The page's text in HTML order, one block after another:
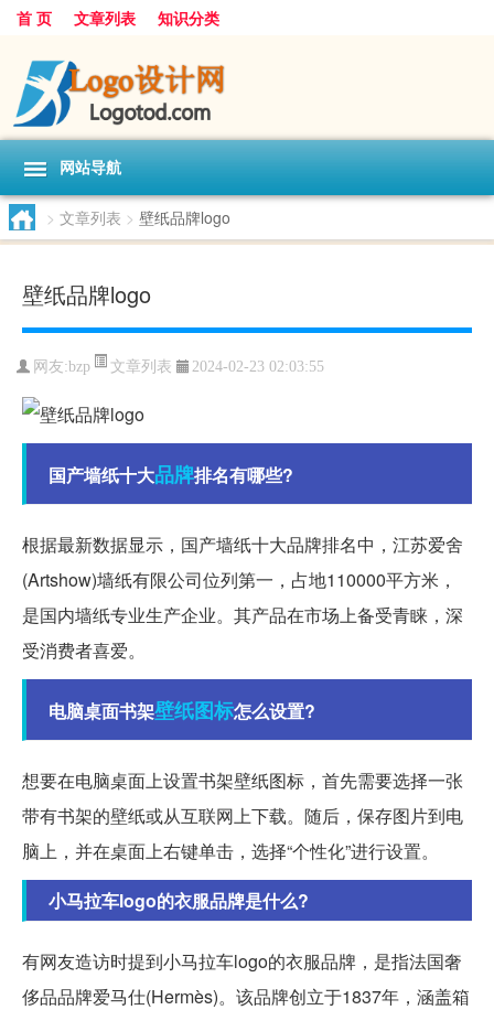
首 页 文章列表 知识分类
网站导航
> 文章列表 > 壁纸品牌logo
壁纸品牌logo
网友:bzp 文章列表 2024-02-23 02:03:55
国产墙纸十大品牌排名有哪些?
根据最新数据显示，国产墙纸十大品牌排名中，江苏爱舍
(Artshow)墙纸有限公司位列第一，占地110000平方米，
是国内墙纸专业生产企业。其产品在市场上备受青睐，深
受消费者喜爱。
电脑桌面书架壁纸图标怎么设置?
想要在电脑桌面上设置书架壁纸图标，首先需要选择一张
带有书架的壁纸或从互联网上下载。随后，保存图片到电
脑上，并在桌面上右键单击，选择“个性化”进行设置。
小马拉车logo的衣服品牌是什么?
有网友造访时提到小马拉车logo的衣服品牌，是指法国奢
侈品品牌爱马仕(Hermès)。该品牌创立于1837年，涵盖箱